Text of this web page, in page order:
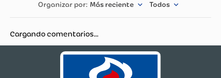
Más reciente Todos
Cargando comentarios…